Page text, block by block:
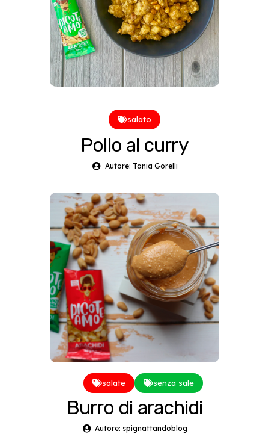
salato
Pollo al curry
Autore: Tania Gorelli
salate senza sale
Burro di arachidi
Autore: spignattandoblog